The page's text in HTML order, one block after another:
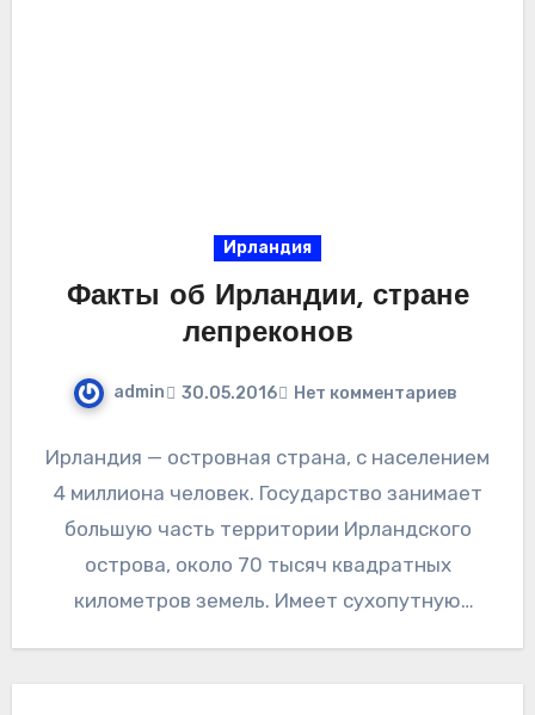
Ирландия
Факты об Ирландии, стране
лепреконов
admin 30.05.2016 Нет комментариев
Ирландия — островная страна, с населением
4 миллиона человек. Государство занимает
большую часть территории Ирландского
острова, около 70 тысяч квадратных
километров земель. Имеет сухопутную